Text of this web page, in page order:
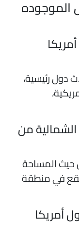
رئيسية،
من
المساحة
في منطقة